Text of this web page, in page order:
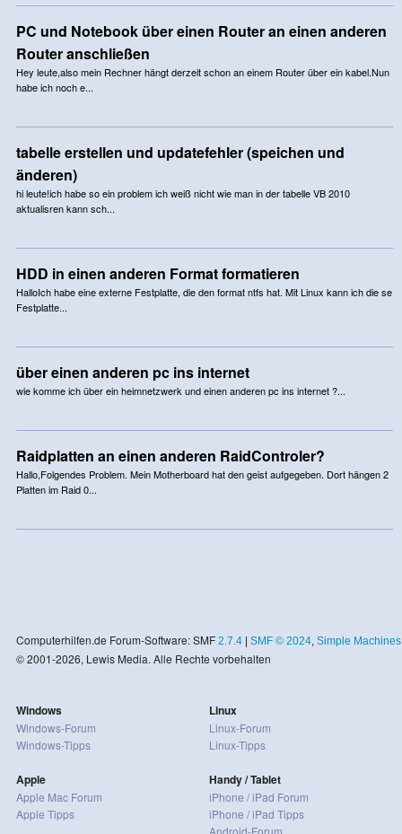
PC und Notebook über einen Router an einen anderen
Router anschließen
Hey leute,also mein Rechner hängt derzeit schon an einem Router über ein kabel.Nun
habe ich noch e...
tabelle erstellen und updatefehler (speichen und
änderen)
hi leute!ich habe so ein problem ich weiß nicht wie man in der tabelle VB 2010
aktualisren kann sch...
HDD in einen anderen Format formatieren
HalloIch habe eine externe Festplatte, die den format ntfs hat. Mit Linux kann ich die se
Festplatte...
über einen anderen pc ins internet
wie komme ich über ein heimnetzwerk und einen anderen pc ins internet ?...
Raidplatten an einen anderen RaidControler?
Hallo,Folgendes Problem. Mein Motherboard hat den geist aufgegeben. Dort hängen 2
Platten im Raid 0...
Computerhilfen.de Forum-Software: SMF 2.7.4| SMF © 2024, Simple Machines
© 2001-2026, Lewis Media. Alle Rechte vorbehalten
Windows
Windows-Forum
Windows-Tipps
Apple
Apple Mac Forum
Apple Tipps
Linux
Linux-Forum
Linux-Tipps
Handy / Tablet
iPhone / iPad Forum
iPhone / iPad Tipps
Android-Forum